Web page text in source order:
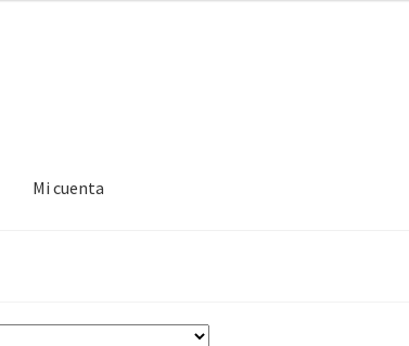
Mi cuenta